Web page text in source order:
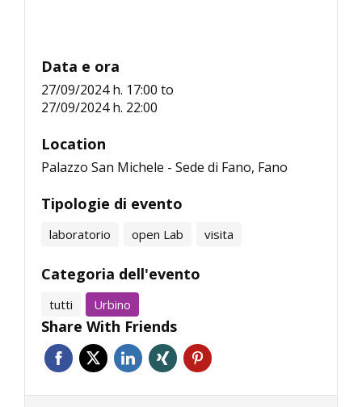
Data e ora
27/09/2024 h. 17:00 to
27/09/2024 h. 22:00
Location
Palazzo San Michele - Sede di Fano, Fano
Tipologie di evento
laboratorio open Lab visita
Categoria dell'evento
tutti Urbino
Share With Friends